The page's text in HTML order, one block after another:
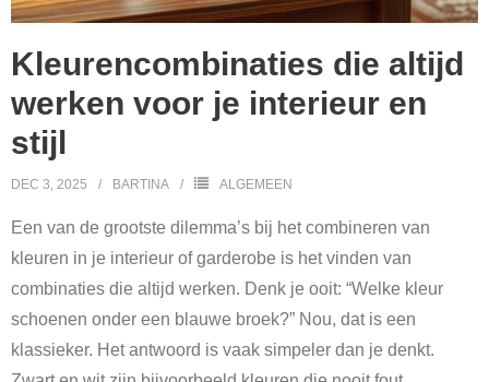
Kleurencombinaties die altijd
werken voor je interieur en
stijl
DEC 3, 2025 BARTINA ALGEMEEN
Een van de grootste dilemma’s bij het combineren van
kleuren in je interieur of garderobe is het vinden van
combinaties die altijd werken. Denk je ooit: “Welke kleur
schoenen onder een blauwe broek?” Nou, dat is een
klassieker. Het antwoord is vaak simpeler dan je denkt.